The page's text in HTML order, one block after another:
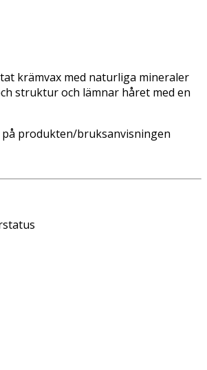
krämvax med naturliga mineraler
struktur och lämnar håret med en
produkten/bruksanvisningen